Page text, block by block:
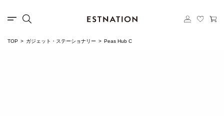
TOP ガジェット・ステーショナリー Peas Hub C